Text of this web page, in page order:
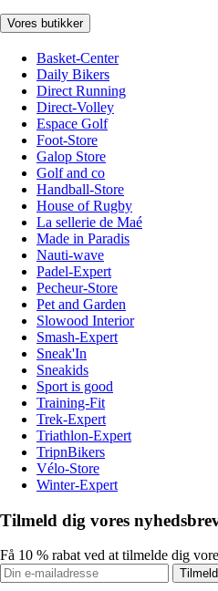
Vores butikker
Basket-Center
Daily Bikers
Direct Running
Direct-Volley
Espace Golf
Foot-Store
Galop Store
Golf and co
Handball-Store
House of Rugby
La sellerie de Maé
Made in Paradis
Nauti-wave
Padel-Expert
Pecheur-Store
Pet and Garden
Slowood Interior
Smash-Expert
Sneak'In
Sneakids
Sport is good
Training-Fit
Trek-Expert
Triathlon-Expert
TripnBikers
Vélo-Store
Winter-Expert
Tilmeld dig vores
Få 10 % rabat ved at tilmelde dig